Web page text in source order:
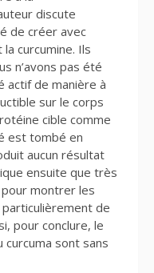
discute
de créer avec
la curcumine. Ils
n’avons pas été
actif de manière à
sur le corps
cible comme
est tombé en
aucun résultat
ensuite que très
montrer les
de
pour conclure, le
curcuma sont sans